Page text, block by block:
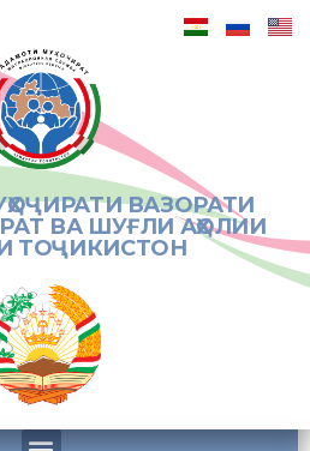
ВАЗОРАТИ
ВА ШУҒЛИ АҲОЛИИ
ТОҶИКИСТОН